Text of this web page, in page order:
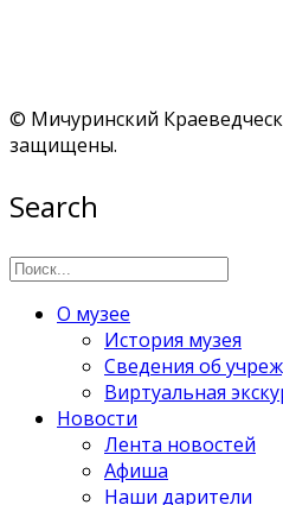
© Мичуринский
защищены.
Search
О музее
История музея
Сведения об
Виртуальная
Новости
Лента новостей
Афиша
Наши дарители